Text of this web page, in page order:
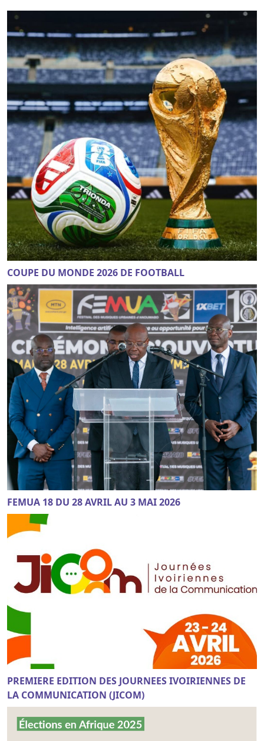
COUPE DU MONDE 2026 DE FOOTBALL
FEMUA 18 DU 28 AVRIL AU 3 MAI 2026
PREMIERE EDITION DES JOURNEES IVOIRIENNES DE
LA COMMUNICATION (JICOM)